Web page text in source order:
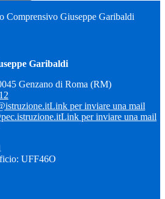
Comprensivo Giuseppe Garibaldi
Garibaldi
Genzano di Roma (RM)
Link per inviare una mail
Link per inviare una mail
UFF46O